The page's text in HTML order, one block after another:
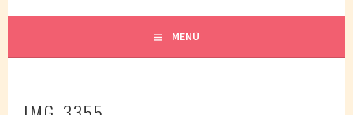
MENÜ